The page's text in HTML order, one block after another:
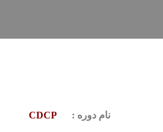
نام دوره :